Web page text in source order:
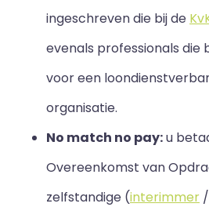
ingeschreven die bij de
evenals professionals die
voor een
organisatie.
No match no pay:u
Overeenkomst van
zelfstandige (interimmer /